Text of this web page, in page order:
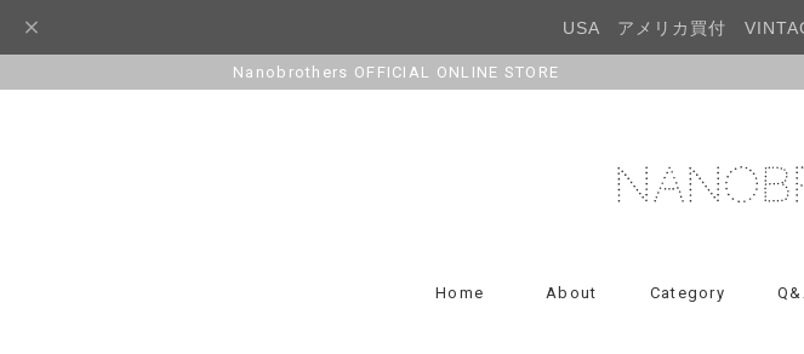
USA アメリカ買付
Nanobrothers OFFICIAL ONLINE STORE
Home About Category